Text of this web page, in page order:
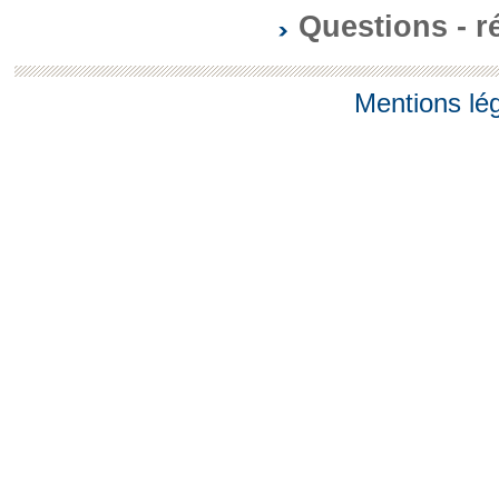
Questions -
Mentions